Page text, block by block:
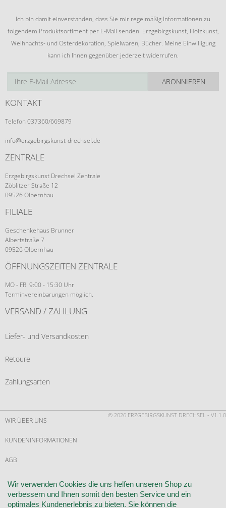
Ich bin damit einverstanden, dass Sie mir regelmäßig Informationen zu
folgendem Produktsortiment per E-Mail senden: Erzgebirgskunst, Holzkunst,
Weihnachts- und Osterdekoration, Spielwaren, Bücher. Meine Einwilligung
kann ich Ihnen gegenüber jederzeit widerrufen.
ABONNIEREN
KONTAKT
Telefon 037360/669879
info@erzgebirgskunst-drechsel.de
ZENTRALE
Erzgebirgskunst Drechsel Zentrale
Zöblitzer Straße 12
09526 Olbernhau
FILIALE
Geschenkehaus Brunner
Albertstraße 7
09526 Olbernhau
ÖFFNUNGSZEITEN ZENTRALE
MO - FR: 9:00 - 15:30 Uhr
Terminvereinbarungen möglich.
VERSAND / ZAHLUNG
Liefer- und Versandkosten
Retoure
Zahlungsarten
© 2026 ERZGEBIRGSKUNST DRECHSEL - V1.1.0
WIR ÜBER UNS
KUNDENINFORMATIONEN
AGB
WIDERRUF
VERTRAG WIDERRUFEN
Wir verwenden Cookies die uns helfen unseren Shop zu
verbessern und Ihnen somit den besten Service und ein
optimales Kundenerlebnis zu bieten. Sie können die